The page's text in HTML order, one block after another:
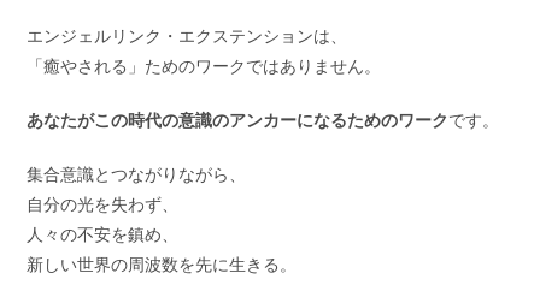
エンジェルリンク・エクステンションは、
「癒やされる」ためのワークではありません。
あなたがこの時代の意識のアンカーになるためのワークです。
集合意識とつながりながら、
自分の光を失わず、
人々の不安を鎮め、
新しい世界の周波数を先に生きる。